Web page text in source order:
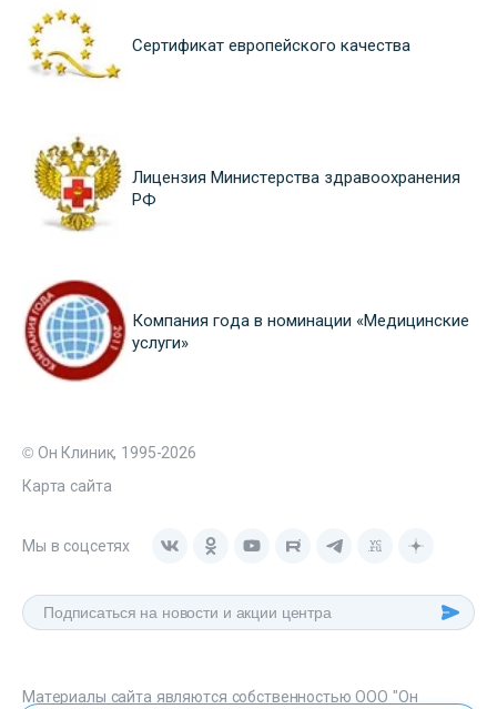
Сертификат европейского качества
Лицензия Министерства здравоохранения
РФ
Компания года в номинации «Медицинские
услуги»
© Он Клиник, 1995-2026
Карта сайта
Мы в соцсетях
Материалы сайта являются собственностью ООО "Он